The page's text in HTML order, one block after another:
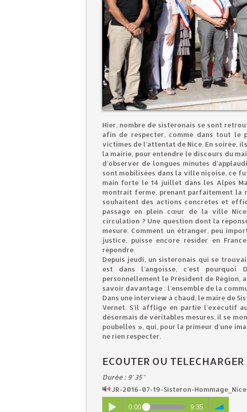
Hier, nombre de sisteronais se sont
afin de respecter, comme dans tout le
victimes de l’attentat de Nice. En soirée,
la mairie, pour entendre le discours du
d’observer de longues minutes
sont mobilisées dans la ville niçoise, ce
main forte le 14 juillet dans les Alpes
montrait ferme, prenant parfaitement la
souhaitent des actions concrètes et
passage en plein cœur de la ville
circulation ? Une question dont la
mesure. Comment un étranger, peu
justice, puisse encore résider en
répondre.
Depuis jeudi, un sisteronais qui se
est dans l’angoisse, c’est pourquoi
personnellement le Président de Région,
savoir davantage : l’ensemble de la
Dans une interview à chaud, le maire de
Vernet. S’il afflige en partie l’exécutif
désormais de véritables mesures, il se
poubelles », qui, pour la primeur d’une
ne rien respecter.
ECOUTER OU TELECHARGER
Durée : 9' 35"
JR-2016-07-19-Sisteron-
0:00 9:35